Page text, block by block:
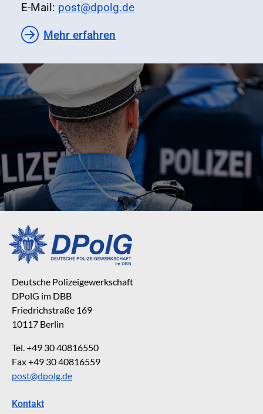
E-Mail: post@dpolg.de
Mehr erfahren
Deutsche Polizeigewerkschaft
DPolG im DBB
Friedrichstraße 169
10117 Berlin
Tel. +49 30 40816550
Fax +49 30 40816559
post@dpolg.de
Kontakt